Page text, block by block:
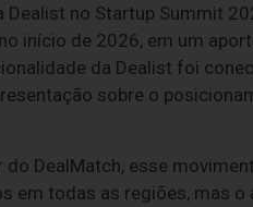
no Startup Summit
início de 2026, em um
da Dealist foi
sobre o
DealMatch, esse
em todas as regiões, mas o